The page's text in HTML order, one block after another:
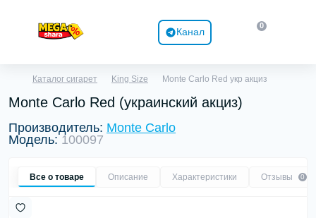
Канал
0
Каталог сигарет King Size Monte Carlo Red укр акциз
Monte Carlo Red (украинский акциз)
Производитель: Monte Carlo
Модель: 100097
Все о товаре Описание Характеристики Отзывы 0